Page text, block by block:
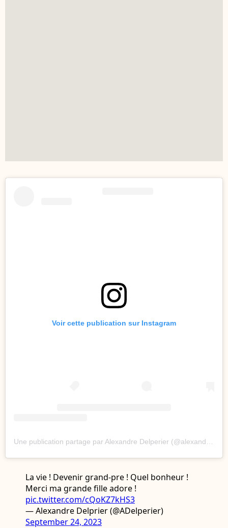
Voir cette publication sur Instagram
La vie ! Devenir grand-pre ! Quel bonheur !
Merci ma grande fille adore !
pic.twitter.com/cQoKZ7kHS3
— Alexandre Delprier (@ADelperier)
September 24, 2023